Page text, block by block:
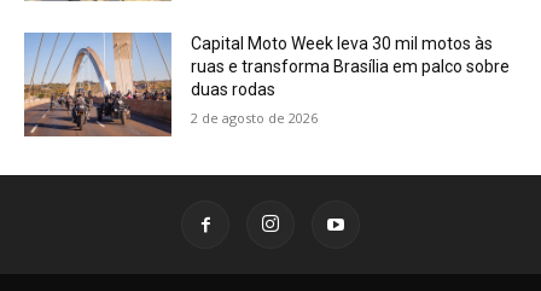
Capital Moto Week leva 30 mil motos às
ruas e transforma Brasília em palco sobre
duas rodas
2 de agosto de 2026